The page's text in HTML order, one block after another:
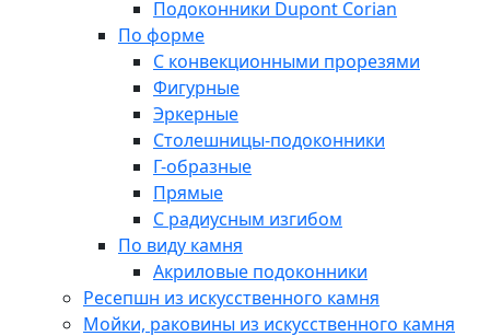
Подоконники Dupont Corian
По форме
С конвекционными прорезями
Фигурные
Эркерные
Столешницы-подоконники
Г-образные
Прямые
С радиусным изгибом
По виду камня
Акриловые подоконники
Ресепшн из искусственного камня
Мойки, раковины из искусственного камня